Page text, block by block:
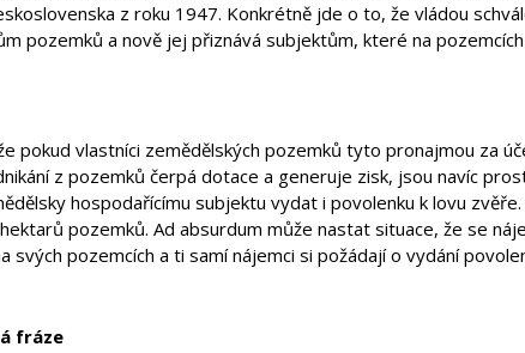
z roku 1947. Konkrétně jde o to, že vládou
pozemků a nově jej přiznává subjektům, které na
pokud vlastníci zemědělských pozemků tyto pronajmou za
z pozemků čerpá dotace a generuje zisk, jsou navíc
hospodařícímu subjektu vydat i povolenku k lovu
pozemků. Ad absurdum může nastat situace, že se
svých pozemcích a ti samí nájemci si požádají o vydání
fráze